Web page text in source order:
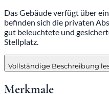
Das Gebäude verfügt über
befinden sich die privaten
gut beleuchtete und
Stellplatz.
Vollständige Beschreibung
Merkmale